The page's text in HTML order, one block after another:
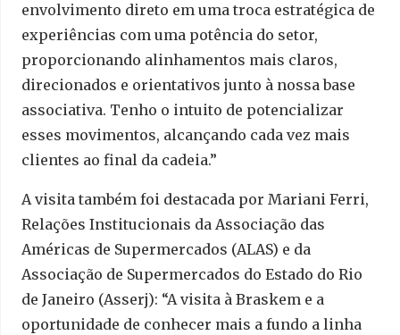
envolvimento direto em uma troca estratégica de
experiências com uma potência do setor,
proporcionando alinhamentos mais claros,
direcionados e orientativos junto à nossa base
associativa. Tenho o intuito de potencializar
esses movimentos, alcançando cada vez mais
clientes ao final da cadeia.”
A visita também foi destacada por Mariani Ferri,
Relações Institucionais da Associação das
Américas de Supermercados (ALAS) e da
Associação de Supermercados do Estado do Rio
de Janeiro (Asserj): “A visita à Braskem e a
oportunidade de conhecer mais a fundo a linha